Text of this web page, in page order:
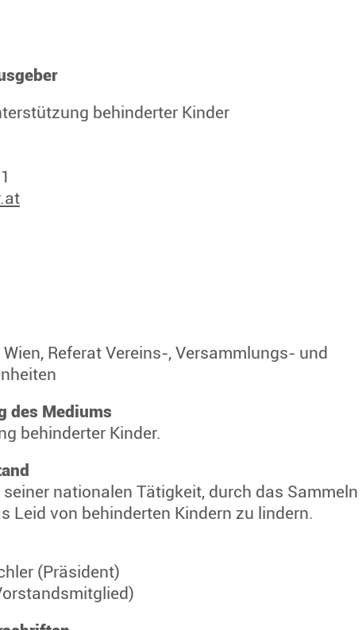
behinderter Kinder
Referat Vereins-, Versammlungs- und
des Mediums
behinderter Kinder.
nationalen Tätigkeit, durch das
Leid von behinderten Kindern zu lindern.
(Präsident)